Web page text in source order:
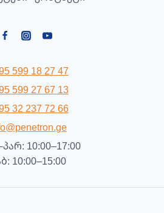
599 18 27 47
599 27 67 13
32 237 72 66
10:00–17:00
10:00–15:00